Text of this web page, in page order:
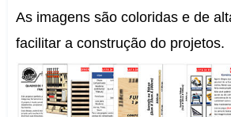
As imagens são coloridas e de
facilitar a construção do projetos.